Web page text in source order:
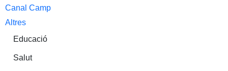
Canal Camp
Altres
Educació
Salut